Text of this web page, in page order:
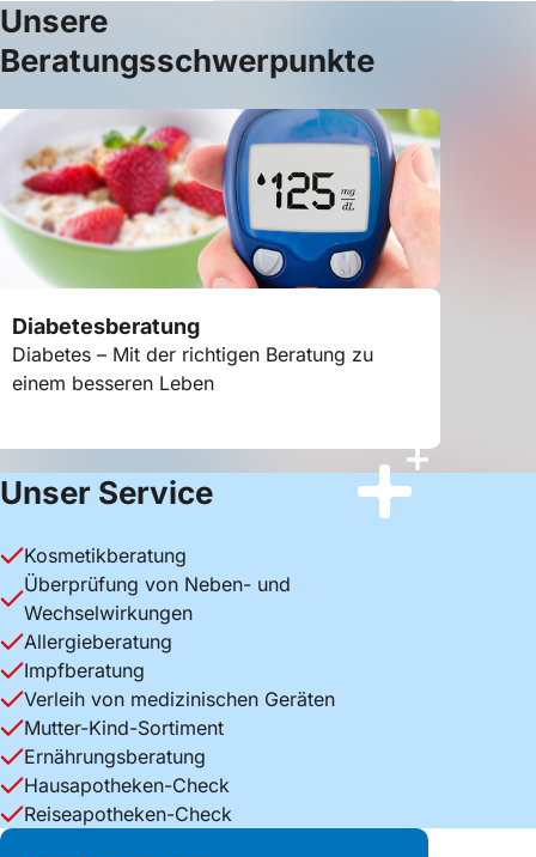
Unsere
Beratungsschwerpunkte
Diabetesberatung
Diabetes – Mit der richtigen Beratung zu
einem besseren Leben
Unser Service
Kosmetikberatung
Überprüfung von Neben- und
Wechselwirkungen
Allergieberatung
Impfberatung
Verleih von medizinischen Geräten
Mutter-Kind-Sortiment
Ernährungsberatung
Hausapotheken-Check
Reiseapotheken-Check